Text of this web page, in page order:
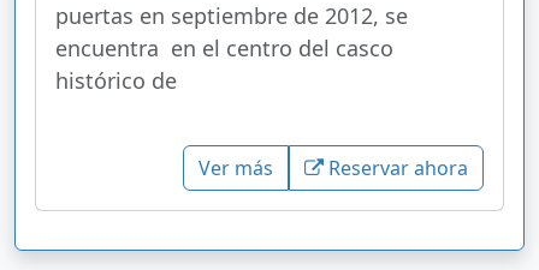
puertas en septiembre de 2012, se
encuentra en el centro del casco
histórico de
Ver más Reservar ahora